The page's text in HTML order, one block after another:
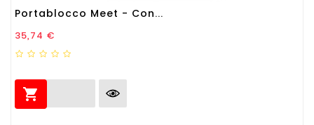
Portablocco Meet - Con...
Prezzo
35,74 €
